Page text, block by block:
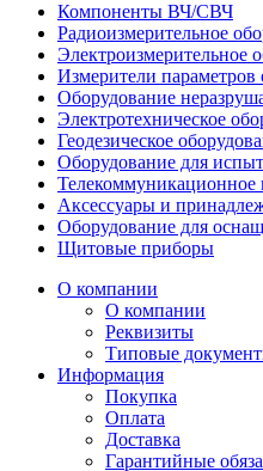
Компоненты ВЧ/СВЧ
Радиоизмерительное
Электроизмерительное
Измерители
Оборудование
Электротехническое
Геодезическое
Оборудование для
Телекоммуникационное
Аксессуары и
Оборудование для
Щитовые приборы
О компании
О компании
Реквизиты
Типовые
Информация
Покупка
Оплата
Доставка
Гарантийные